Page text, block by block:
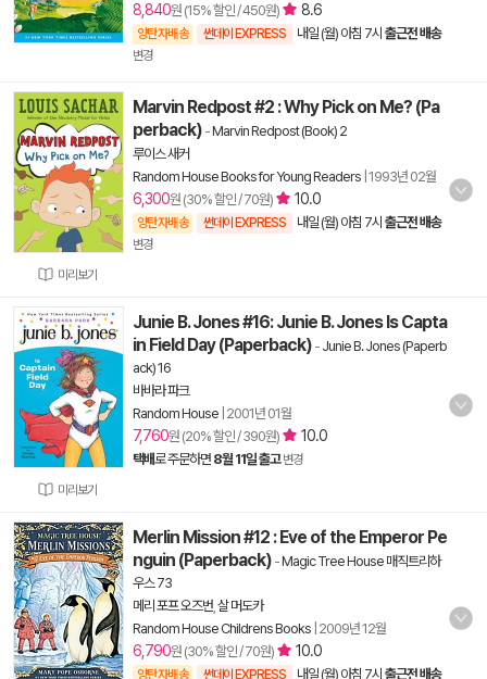
8,840원 (15% 할인 / 450원) 8.6
양탄자배송 썬데이 EXPRESS 내일 (월) 아침 7시 출근전 배송
변경
미리보기
Marvin Redpost #2 : Why Pick on Me? (Pa
perback) -Marvin Redpost (Book) 2
루이스 새커
Random House Books for Young Readers 1993년 02월
6,300원 (30% 할인 / 70원) 10.0
양탄자배송 썬데이 EXPRESS 내일 (월) 아침 7시 출근전 배송
변경
미리보기
Junie B. Jones #16: Junie B. Jones Is Capta
in Field Day (Paperback) - Junie B. Jones (Paperb
ack) 16
바바라 파크
Random House 2001년 01월
7,760원 (20% 할인 / 390원) 10.0
택배로 주문하면 8월 11일 출고 변경
Merlin Mission #12 : Eve of the Emperor Pe
nguin (Paperback) -Magic Tree House 매직트리하
우스 73
메리 포프 오즈번 살 머도카
Random House Childrens Books 2009년 12월
6,790원 (30% 할인 / 70원) 10.0
양탄자배송 썬데이 EXPRESS 내일 (월) 아침 7시 출근전 배송